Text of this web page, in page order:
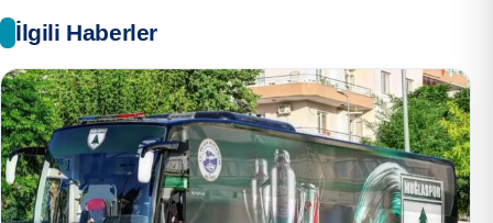
İlgili Haberler